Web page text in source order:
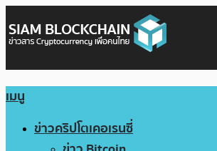
เมนู
ข่าวคริปโตเคอเรนซี่